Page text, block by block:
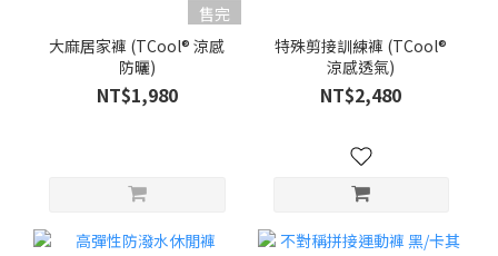
售完
大麻居家褲 (TCool® 涼感
防曬)
NT$1,980
特殊剪接訓練褲 (TCool®
涼感透氣)
NT$2,480